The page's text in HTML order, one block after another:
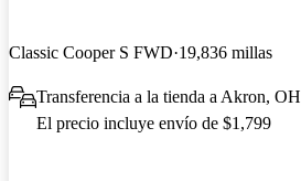
Classic Cooper S FWD 19,836 millas
Transferencia a la tienda a Akron, OH
El precio incluye envío de $1,799